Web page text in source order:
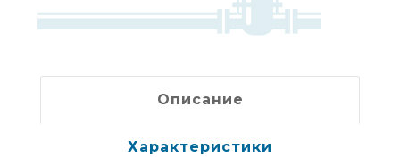
Описание
Характеристики